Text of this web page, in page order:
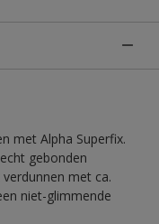
met Alpha Superfix.
gebonden
met ca.
niet-glimmende